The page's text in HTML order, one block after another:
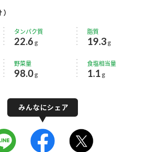
タンパク質
22.6 g
脂質
19.3 g
野菜量
98.0g
食塩相当量
1.1 g